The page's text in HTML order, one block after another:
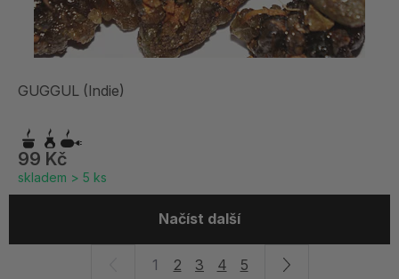
GUGGUL (Indie)
99 Kč
skladem > 5 ks
Načíst další
1 2 3 4 5